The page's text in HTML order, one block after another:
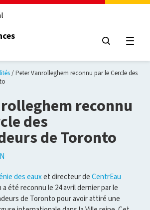
Aller au contenu principal
Peter Vanrolleghem reconnu par le Cercle des
reconnu
des
de Toronto
des eauxet directeur de CentrEau
été reconnu le 24 avril dernier par le
de Toronto pour avoir attiré une